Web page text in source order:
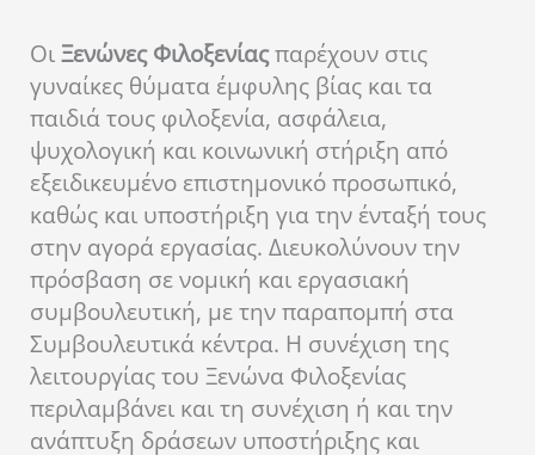
ΟιΞενώνες Φιλοξενίαςπαρέχουν στις
γυναίκες θύματα έμφυλης βίας και τα
παιδιά τους φιλοξενία, ασφάλεια,
ψυχολογική και κοινωνική στήριξη από
εξειδικευμένο επιστημονικό προσωπικό,
καθώς και υποστήριξη για την ένταξή τους
στην αγορά εργασίας. Διευκολύνουν την
πρόσβαση σε νομική και εργασιακή
συμβουλευτική, με την παραπομπή στα
Συμβουλευτικά κέντρα. Η συνέχιση της
λειτουργίας του Ξενώνα Φιλοξενίας
περιλαμβάνει και τη συνέχιση ή και την
ανάπτυξη δράσεων υποστήριξης και